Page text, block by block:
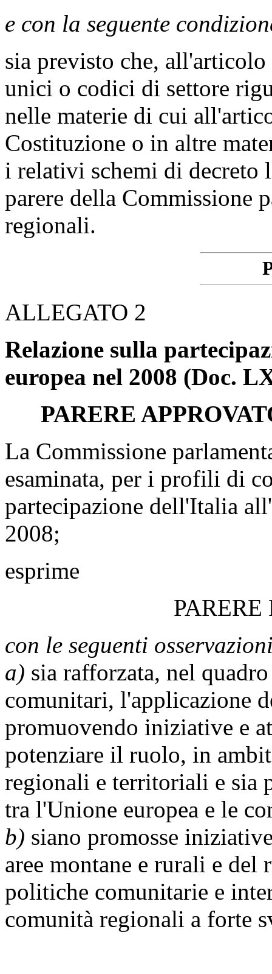
e con la seguente
sia previsto che,
unici o codici di settore
nelle materie di cui
Costituzione o in altre
i relativi schemi di decreto
parere della Commissione
regionali.
ALLEGATO 2
Relazione sulla
europea nel 2008 (Doc.
PARERE
La Commissione
esaminata, per i profili di
partecipazione dell'Italia
2008;
esprime
con le seguenti
a) sia rafforzata, nel
comunitari, l'applicazione
promuovendo iniziative e
potenziare il ruolo, in
regionali e territoriali e sia
tra l'Unione europea e le
b) siano promosse
aree montane e rurali e
politiche comunitarie e
comunità regionali a forte